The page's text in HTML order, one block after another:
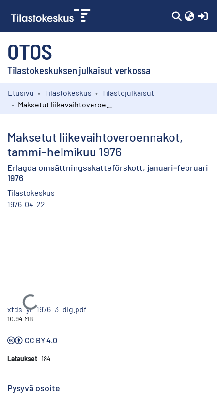
OTOS
Tilastokeskuksen julkaisut verkossa
Kokoelmat
Etusivu Tilastokeskus
Tilastojulkaisut
Maksetut liikevaihtoveroennakot,
tammi–helmikuu 1976
Erlagda omsättningsskatteförskott, januari–februari
1976
Tilastokeskus
1976-04-22
Ladataan...
xtds_yr_1976_3_dig.pdf
10.94 MB
CC BY 4.0
Lataukset 184
Pysyvä osoite